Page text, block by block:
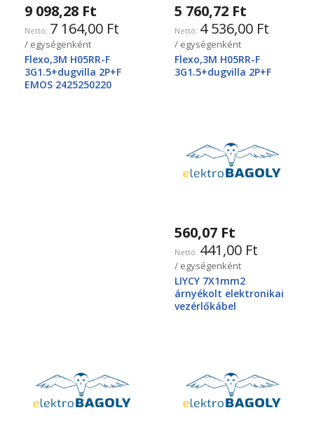
9 098,28 Ft
7 164,00 Ft
/ egységenként
Flexo,3M H05RR-F
3G1.5+dugvilla 2P+F
EMOS 2425250220
5 760,72 Ft
4 536,00 Ft
/ egységenként
Flexo,3M H05RR-F
3G1.5+dugvilla 2P+F
560,07 Ft
441,00 Ft
/ egységenként
LIYCY 7X1mm2
árnyékolt elektronikai
vezérlőkábel